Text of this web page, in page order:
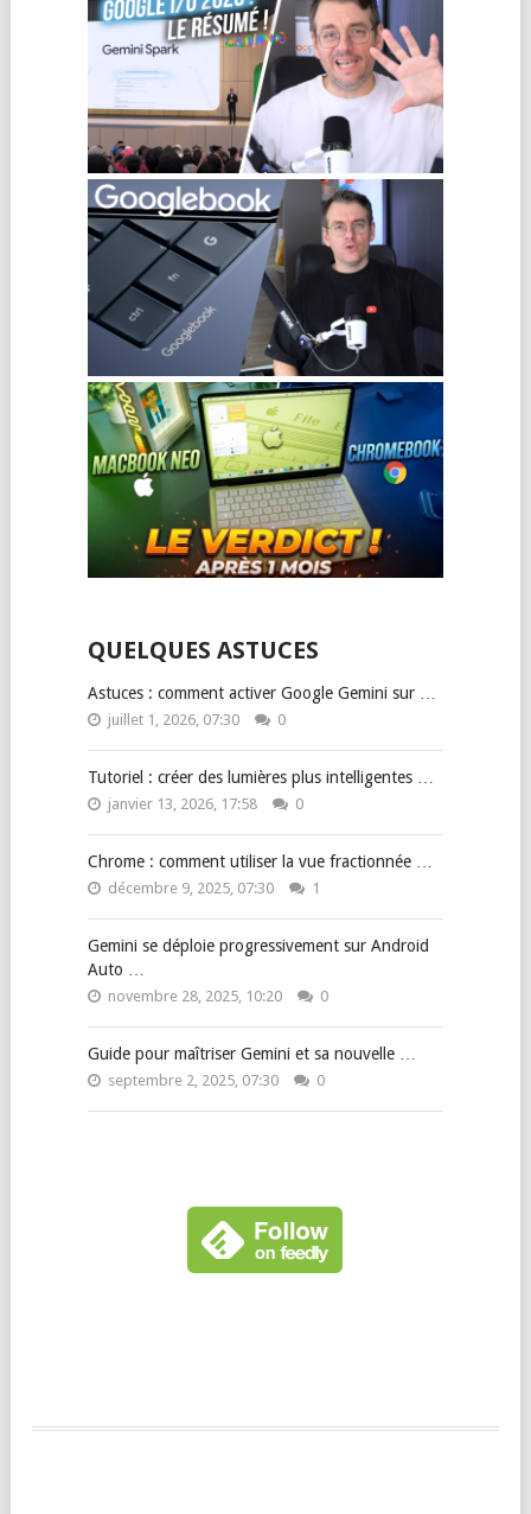
QUELQUES ASTUCES
Astuces : comment activer Google Gemini sur …
juillet 1, 2026, 07:30 0
Tutoriel : créer des lumières plus intelligentes …
janvier 13, 2026, 17:58 0
Chrome : comment utiliser la vue fractionnée …
décembre 9, 2025, 07:30 1
Gemini se déploie progressivement sur Android
Auto …
novembre 28, 2025, 10:20 0
Guide pour maîtriser Gemini et sa nouvelle …
septembre 2, 2025, 07:30 0